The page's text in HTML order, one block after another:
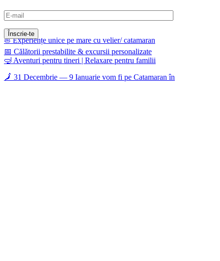
dreamsails.ro
⛵ Experiențe unice pe mare cu velier/ catamaran
📅 Călătorii prestabilite & excursii personalizate
🤿 Aventuri pentru tineri | Relaxare pentru familii
🗾 31 Decembrie — 9 Ianuarie vom fi pe Catamaran în